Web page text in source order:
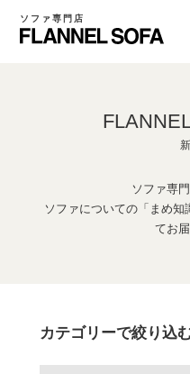
ソファ専門店
ソファ専
ソファについての「まめ知
てお
カテゴリーで絞り込